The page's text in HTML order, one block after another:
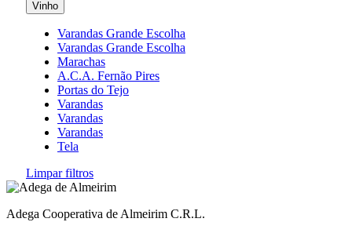
Vinho
Varandas Grande Escolha
Varandas Grande Escolha
Marachas
A.C.A. Fernão Pires
Portas do Tejo
Varandas
Varandas
Varandas
Tela
Limpar filtros
Adega Cooperativa de Almeirim C.R.L.